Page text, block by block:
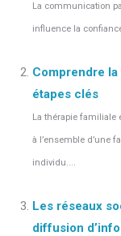
La communication
influence la
Comprendre
étapes clés
La thérapie familiale
à l’ensemble d’une
individu....
Les réseaux
diffusion